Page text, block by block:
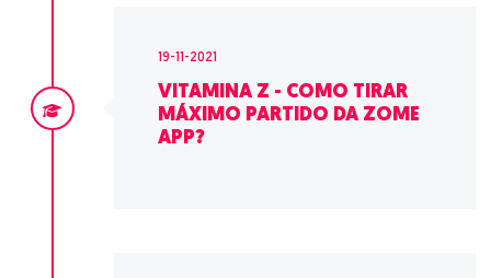
19-11-2021
VITAMINA Z - COMO TIRAR
MÁXIMO PARTIDO DA ZOME
APP?